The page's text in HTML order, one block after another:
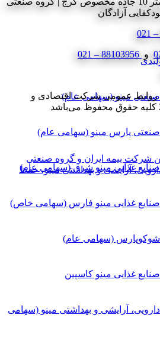
مینو (سهامی عام)
پارس مینو (سهامی عام)
غذایی مینو شرق (سهامی عام)
غذایی مینو فارس (سهامی خاص)
(سهامی عام)
غذایی مینو کاسپین
آرایشی و بهداشتی مینو (سهامی
آزادگان
و
روابط عمومی شرکت اقتصادی و
شرکت بیمه ایران و گروه صنعتی
آرایشی و بهداشتی مینو، حفظ